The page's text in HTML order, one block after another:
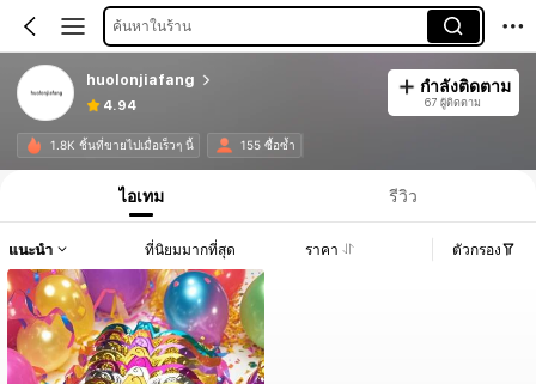
ค้นหาในร้าน
huolonjiafang
4.94
กำลังติดตาม
67 ผู้ติดตาม
1.8K ชิ้นที่ขายไปเมื่อเร็วๆ นี้ 155 ซื้อซ้ำ
ไอเทม รีวิว
แนะนำ ที่นิยมมากที่สุด ราคา ตัวกรอง